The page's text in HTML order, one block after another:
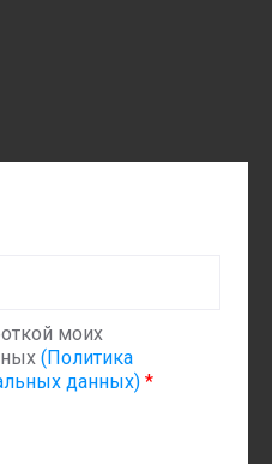
моих
(Политика
данных) *